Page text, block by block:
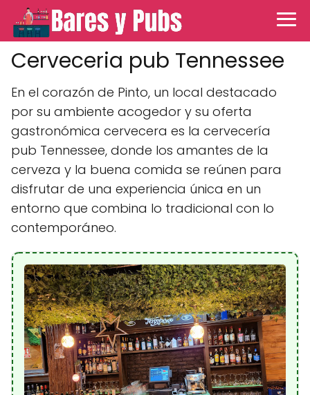
Cerveceria pub Tennessee
En el corazón de Pinto, un local destacado
por su ambiente acogedor y su oferta
gastronómica cervecera es la cervecería
pub Tennessee, donde los amantes de la
cerveza y la buena comida se reúnen para
disfrutar de una experiencia única en un
entorno que combina lo tradicional con lo
contemporáneo.